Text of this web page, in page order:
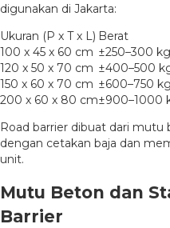
digunakan di Jakarta:
Ukuran (P x T x L) Berat
100 x 45 x 60 cm ±250–300 kg
120 x 50 x 70 cm ±400–500
150 x 60 x 70 cm ±600–750 kg
200 x 60 x 80 cm±900–1000
Road barrier dibuat dari
dengan cetakan baja dan
unit.
Mutu Beton dan
Barrier